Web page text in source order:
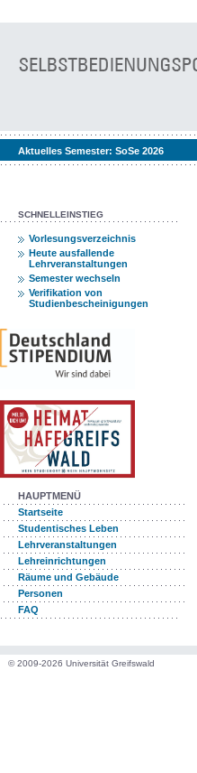
Aktuelles Semester: SoSe 2026
SCHNELLEINSTIEG
Vorlesungsverzeichnis
Heute ausfallende
Lehrveranstaltungen
Semester wechseln
Verifikation von
Studienbescheinigungen
HAUPTMENÜ
Startseite
Studentisches Leben
Lehrveranstaltungen
Lehreinrichtungen
Räume und Gebäude
Personen
FAQ
© 2009-2026 Universität Greifswald